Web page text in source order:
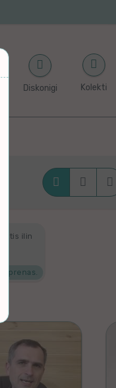
Diskonigi Kolekti
  
ilin